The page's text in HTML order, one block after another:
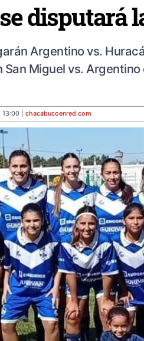
disputará
Argentino vs.
Miguel vs.
| chacabucoenred.com